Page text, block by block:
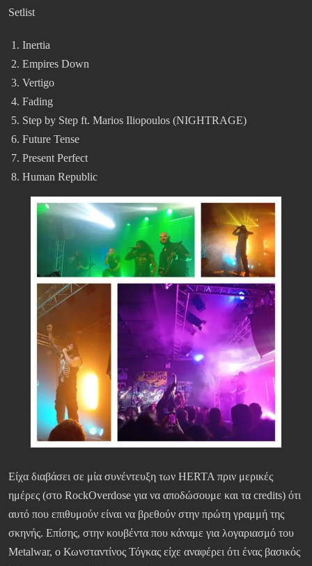
Setlist
Inertia
Empires Down
Vertigo
Fading
Step by Step ft. Marios Iliopoulos (NIGHTRAGE)
Future Tense
Present Perfect
Human Republic
Είχα διαβάσει σε μία συνέντευξη των HERTA πριν μερικές
ημέρες (στο RockOverdose για να αποδώσουμε και τα credits) ότι
αυτό που επιθυμούν είναι να βρεθούν στην πρώτη γραμμή της
σκηνής. Επίσης, στην κουβέντα που κάναμε για λογαριασμό του
Metalwar, ο Κωνσταντίνος Τόγκας είχε αναφέρει ότι ένας βασικός